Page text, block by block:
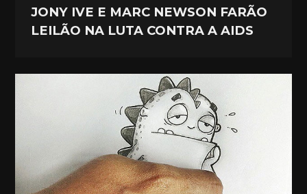
JONY IVE E MARC NEWSON FARÃO
LEILÃO NA LUTA CONTRA A AIDS